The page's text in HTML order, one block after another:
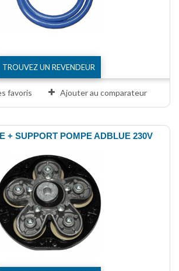
TROUVEZ UN REVENDEUR
favoris Ajouter au comparateur
+ SUPPORT POMPE ADBLUE 230V